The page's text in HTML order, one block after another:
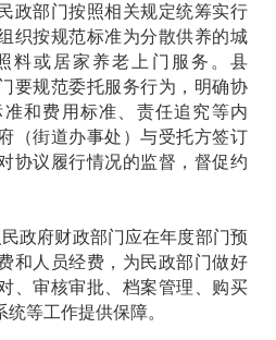
政部门按照相关规定统筹实行
织按规范标准为分散供养的城
料或居家养老上门服务。县
要规范委托服务行为，明确协
和费用标准、责任追究等内
（街道办事处）与受托方签订
协议履行情况的监督，督促约
府财政部门应在年度部门预
和人员经费，为民政部门做好
、审核审批、档案管理、购买
等工作提供保障。